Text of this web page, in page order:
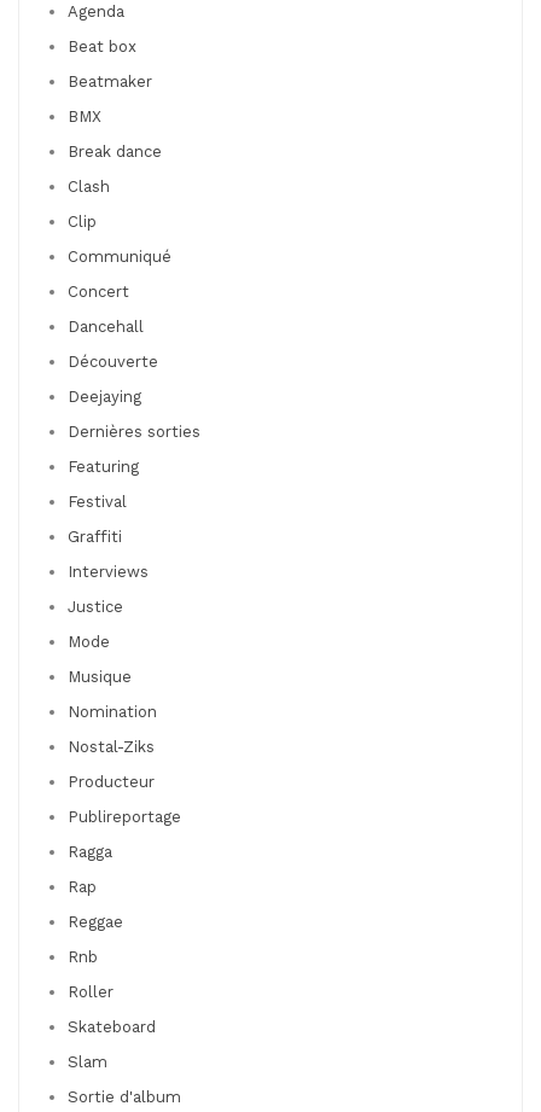
Agenda
Beat box
Beatmaker
BMX
Break dance
Clash
Clip
Communiqué
Concert
Dancehall
Découverte
Deejaying
Dernières sorties
Featuring
Festival
Graffiti
Interviews
Justice
Mode
Musique
Nomination
Nostal-Ziks
Producteur
Publireportage
Ragga
Rap
Reggae
Rnb
Roller
Skateboard
Slam
Sortie d'album